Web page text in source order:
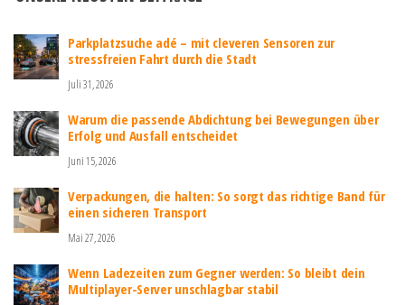
Parkplatzsuche adé – mit cleveren Sensoren zur
stressfreien Fahrt durch die Stadt
Juli 31, 2026
Warum die passende Abdichtung bei Bewegungen über
Erfolg und Ausfall entscheidet
Juni 15, 2026
Verpackungen, die halten: So sorgt das richtige Band für
einen sicheren Transport
Mai 27, 2026
Wenn Ladezeiten zum Gegner werden: So bleibt dein
Multiplayer-Server unschlagbar stabil